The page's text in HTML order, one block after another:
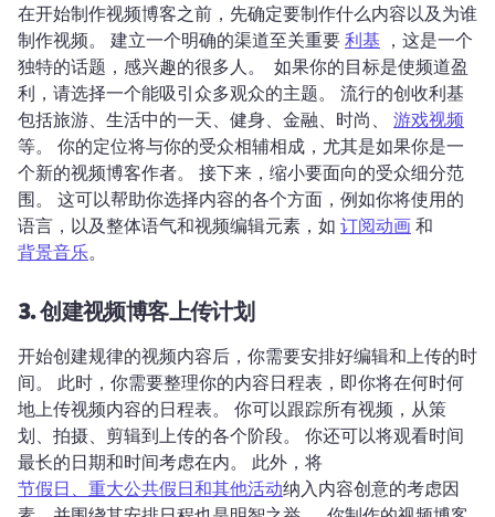
在开始制作视频博客之前，先确定要制作什么内容以及为谁
制作视频。 建立一个明确的渠道至关重要 利基 ，这是一个
独特的话题，感兴趣的很多人。
如果你的目标是使频道盈
利，请选择一个能吸引众多观众的主题。 流行的创收利基
包括旅游、生活中的一天、健身、金融、时尚、 游戏视频
等。 你的定位将与你的受众相辅相成，尤其是如果你是一
个新的视频博客作者。 接下来，缩小要面向的受众细分范
围。 这可以帮助你选择内容的各个方面，例如你将使用的
语言，以及整体语气和视频编辑元素，如 订阅动画 和
背景音乐。
3.创建视频博客上传计划
开始创建规律的视频内容后，你需要安排好编辑和上传的时
间。 此时，你需要整理你的内容日程表，即你将在何时何
地上传视频内容的日程表。 你可以跟踪所有视频，从策
划、拍摄、剪辑到上传的各个阶段。 你还可以将观看时间
最长的日期和时间考虑在内。 此外，将
节假日、重大公共假日和其他活动纳入内容创意的考虑因